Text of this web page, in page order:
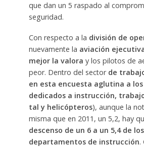
que dan un 5 raspado al
seguridad.
Con respecto a la división de
nuevamente la aviación
mejor la valora y los pilotos de
peor. Dentro del sector de
en esta encuesta aglutina a
dedicados a instrucción,
tal y helicópteros), aunque la
misma que en 2011, un 5,2, hay
descenso de un 6 a un 5,4 de los
departamentos de instrucción.